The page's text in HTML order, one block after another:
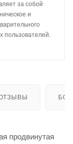
за собой
и
пользователей.
продвинутая